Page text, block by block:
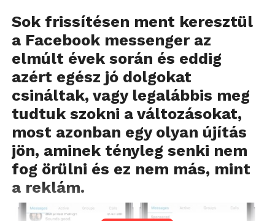
Sok frissítésen ment keresztül
a Facebook messenger az
elmúlt évek során és eddig
azért egész jó dolgokat
csináltak, vagy legalábbis meg
tudtuk szokni a változásokat,
most azonban egy olyan újítás
jön, aminek tényleg senki nem
fog örülni és ez nem más, mint
a reklám.